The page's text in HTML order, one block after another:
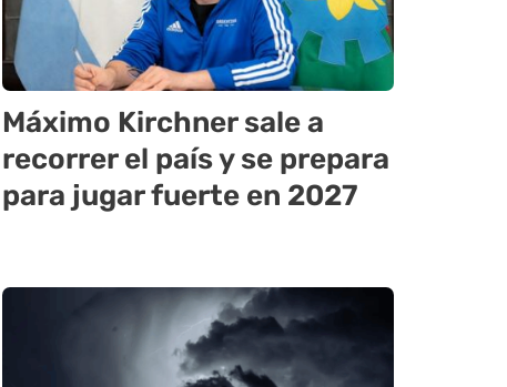
Máximo Kirchner sale a
recorrer el país y se prepara
para jugar fuerte en 2027